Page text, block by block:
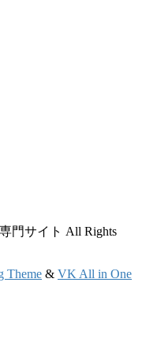
門サイト All Rights
Theme & VK All in One